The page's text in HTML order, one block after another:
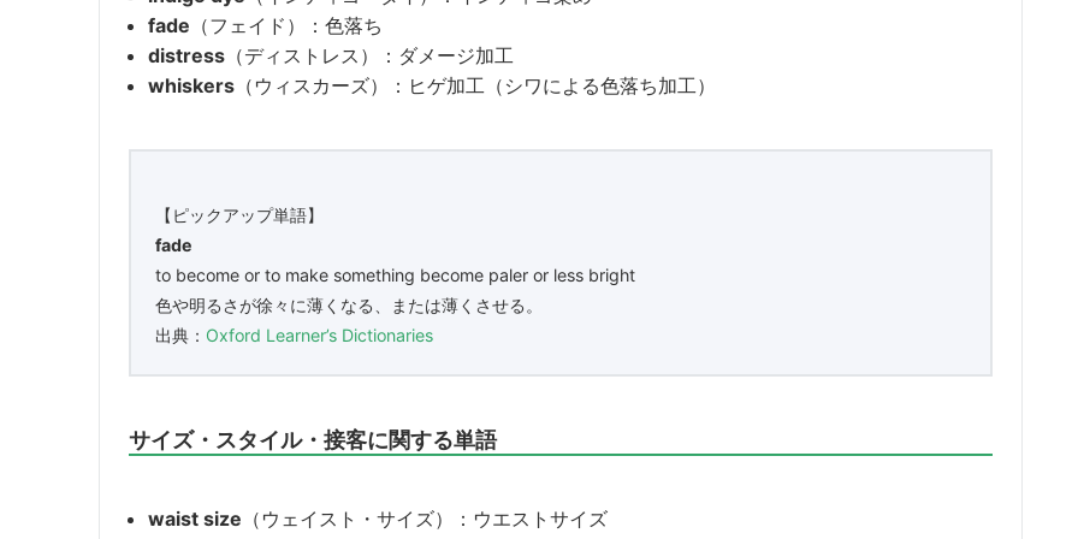
fade （フェイド）：色落ち
distress （ディストレス）：ダメージ加工
whiskers （ウィスカーズ）：ヒゲ加工（シワによる色落ち加工）
【ピックアップ単語】
fade
to become or to make something become paler or less bright
色や明るさが徐々に薄くなる、または薄くさせる。
出典： Oxford Learner’s Dictionaries
サイズ・スタイル・接客に関する単語
waist size （ウェイスト・サイズ）：ウエストサイズ